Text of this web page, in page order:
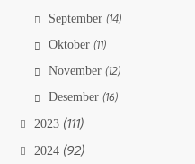
September(14)
Oktober(11)
November(12)
Desember(16)
2023 (111)
2024 (92)